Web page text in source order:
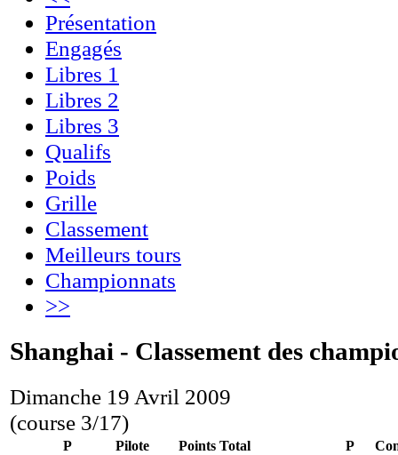
Présentation
Engagés
Libres 1
Libres 2
Libres 3
Qualifs
Poids
Grille
Classement
Meilleurs tours
Championnats
>>
Shanghai - Classement des
Dimanche 19 Avril 2009
(course 3/17)
P Pilote Points Total
P